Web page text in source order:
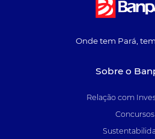
Onde tem Pará,
Sobre o
Relação com
Concursos